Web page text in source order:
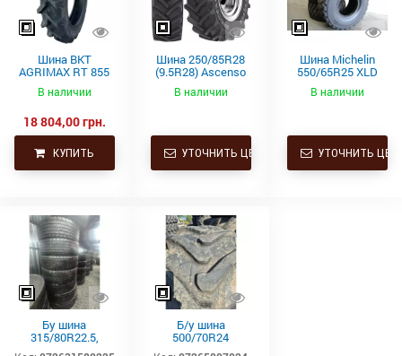
Шина BKT
AGRIMAX RT 855
250/85R28
112A8/112B TL
Украине
В наличии
18 804,00 грн.
КУПИТЬ
Шина 250/85R28
(9.5R28) Ascenso
TDR 850 112D TL
В наличии
УТОЧНИТЬ ЦЕНУ
Шина Michelin
550/65R25 XLD
182A2 L3 TL
В наличии
УТОЧНИТЬ
Бу шина
315/80R22.5,
315/80Р22.5,
Б/у шина
500/70R24
(19.5L24)